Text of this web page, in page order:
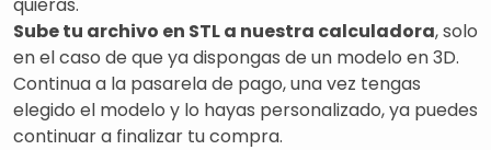
Sube tu archivo en STL a nuestra calculadora, solo
en el caso de que ya dispongas de un modelo en 3D.
Continua a la pasarela de pago, una vez tengas
elegido el modelo y lo hayas personalizado, ya puedes
continuar a finalizar tu compra.